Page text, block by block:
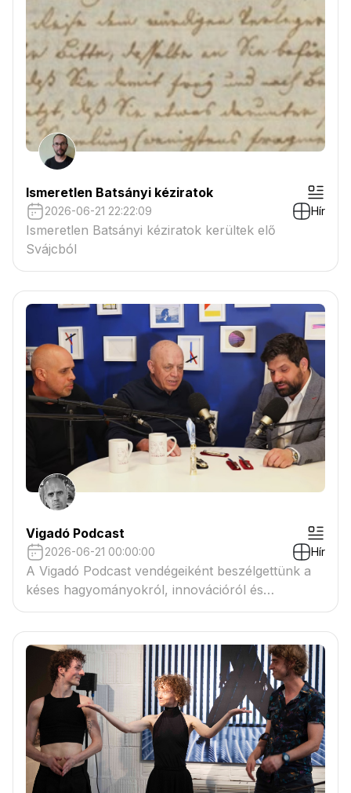
Ismeretlen Batsányi kéziratok
2026-06-21 22:22:09 Hír
Ismeretlen Batsányi kéziratok kerültek elő
Svájcból
Vigadó Podcast
2026-06-21 00:00:00 Hír
A Vigadó Podcast vendégeiként beszélgettünk a
késes hagyományokról, innovációról és
művészetről.